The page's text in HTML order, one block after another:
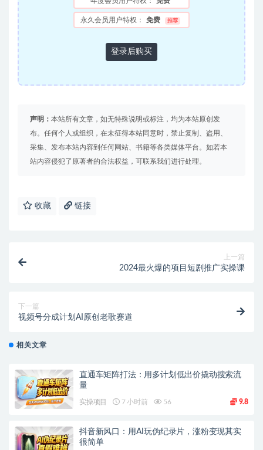
永久会员用户特权： 免费 推荐
登录后购买
声明： 本站所有文章，如无特殊说明或标注，均为本站原创发
布。任何个人或组织，在未征得本站同意时，禁止复制、盗用、
采集、发布本站内容到任何网站、书籍等各类媒体平台。如若本
站内容侵犯了原著者的合法权益，可联系我们进行处理。
收藏 链接
上一篇
2024最火爆的项目短剧推广实操课
下一篇
视频号分成计划AI原创老歌赛道
相关文章
直通车矩阵打法：用多计划低出价撬动搜索流
量
实操项目 7 小时前 56 9.8
抖音新风口：用AI玩伪纪录片，涨粉变现其实
很简单